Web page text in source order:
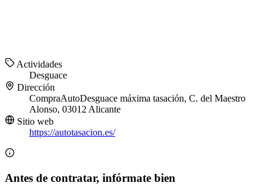
Actividades
Desguace
Dirección
CompraAutoDesguace máxima tasación, C. del Maestro
Alonso, 03012 Alicante
Sitio web
https://autotasacion.es/
Antes de contratar, infórmate bien